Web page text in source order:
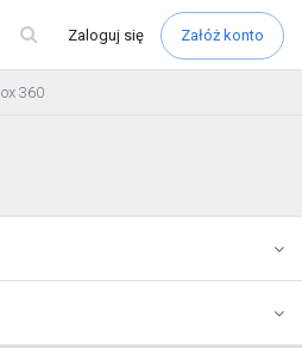
Zaloguj się Załóż konto
360